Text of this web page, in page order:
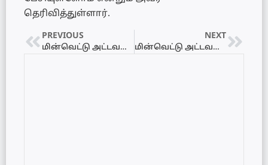
தெரிவித்துள்ளார்.
PREVIOUS
மின்வெட்டு அட்டவணை 16.05.2022 – Power Interruption Schedule
NEXT
மின்வெட்டு அட்டவணை 17.05.2022 – Power Interruption Schedule